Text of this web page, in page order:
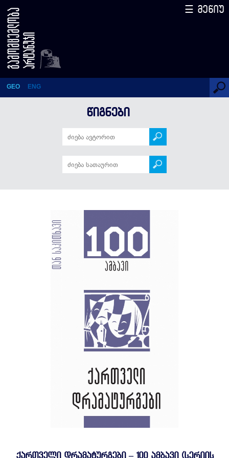
ქართველი დრამატურგები –
100 ამბავი (სერიის 48-ე
წიგნი)
GEO ENG
☰ მენიუ
ᲬᲘᲒᲜᲔᲑᲘ
ᲥᲐᲠᲗᲕᲔᲚᲘ ᲓᲠᲐᲛᲐᲢᲣᲠᲒᲔᲑᲘ – 100 ᲐᲛᲑᲐᲕᲘ (ᲡᲔᲠᲘᲘᲡ